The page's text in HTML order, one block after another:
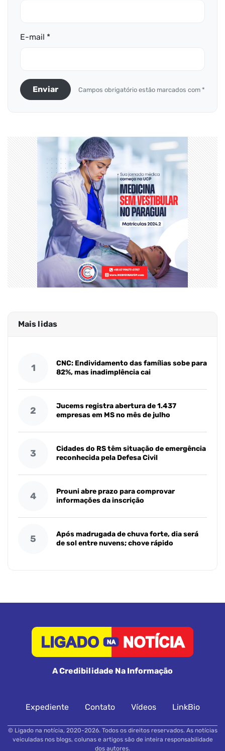
E-mail *
Enviar Campos obrigatório estão marcados com *
Mais lidas
1
CNC: Endividamento das famílias sobe para
82%, mas inadimplência cai
2
Jucems registra abertura de 1.437
empresas em MS no mês de julho
3
Cidades do RS têm situação de emergência
reconhecida pela Defesa Civil
4
Prouni abre prazo para comprovar
informações da inscrição
5
Após madrugada de chuva forte, dia será
de sol entre nuvens; chove rápido
A Credibilidade Na Informação
Expediente Contato Vídeos LinkBio
© Ligado na notícia, 2020-2026. Todos os direitos reservados. As notícias
veiculadas nos blogs, colunas e artigos são de inteira responsabilidade
dos autores.